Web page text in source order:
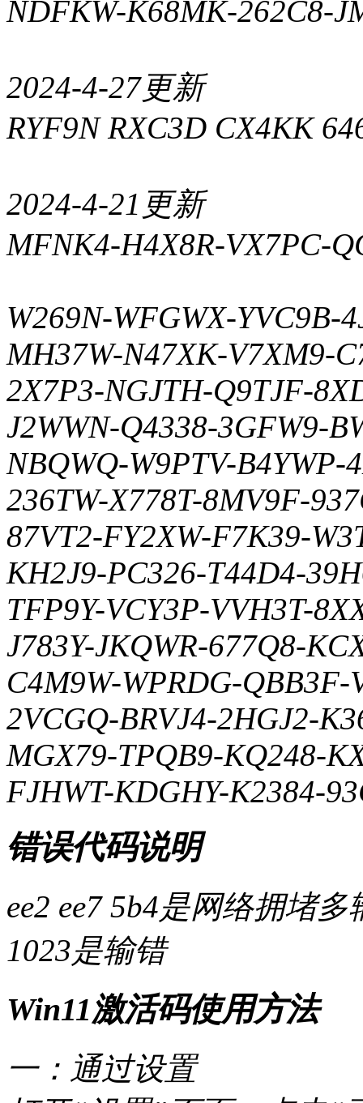
NDFKW-K68MK-262C8-
2024-4-27更新
RYF9N RXC3D CX4KK
2024-4-21更新
MFNK4-H4X8R-VX7PC-
W269N-WFGWX-YVC9B-
MH37W-N47XK-V7XM9-
2X7P3-NGJTH-Q9TJF-
J2WWN-Q4338-3GFW9-
NBQWQ-W9PTV-B4YWP-
236TW-X778T-8MV9F-
87VT2-FY2XW-F7K39-
KH2J9-PC326-T44D4-
TFP9Y-VCY3P-VVH3T-
J783Y-JKQWR-677Q8-
C4M9W-WPRDG-
2VCGQ-BRVJ4-2HGJ2-
MGX79-TPQB9-KQ248-
FJHWT-KDGHY-K2384-
错误代码说明
ee2 ee7 5b4是网络拥堵
1023是输错
Win11激活码使用方法
一：通过设置